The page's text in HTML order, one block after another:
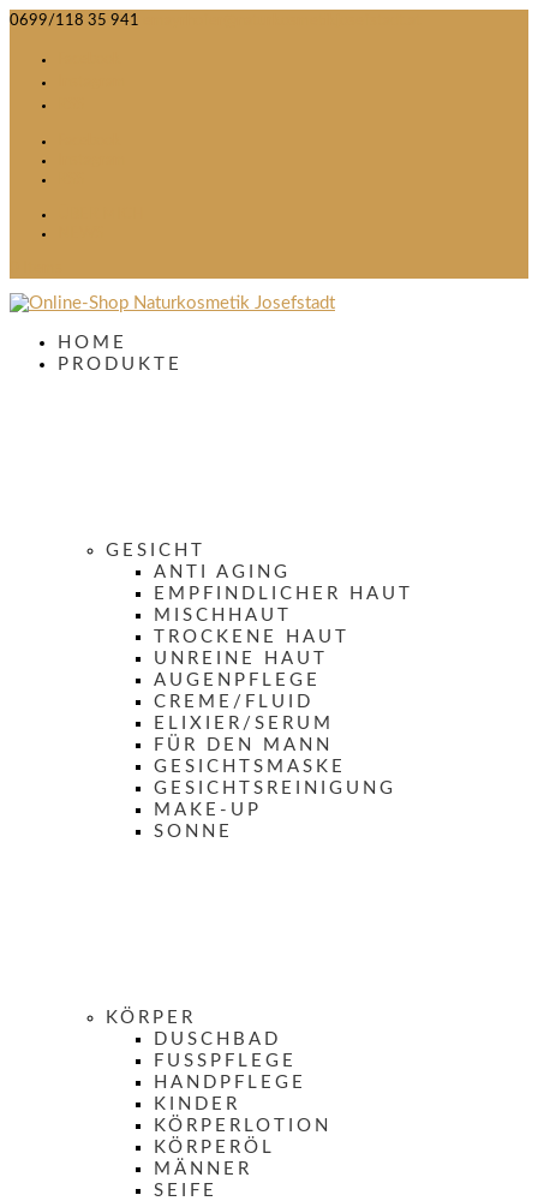
0699/118 35 941
HOME
PRODUKTE
GESICHT
ANTI AGING
EMPFINDLICHER HAUT
MISCHHAUT
TROCKENE HAUT
UNREINE HAUT
AUGENPFLEGE
CREME/FLUID
ELIXIER/SERUM
FÜR DEN MANN
GESICHTSMASKE
GESICHTSREINIGUNG
MAKE-UP
SONNE
KÖRPER
DUSCHBAD
FUSSPFLEGE
HANDPFLEGE
KINDER
KÖRPERLOTION
KÖRPERÖL
MÄNNER
SEIFE